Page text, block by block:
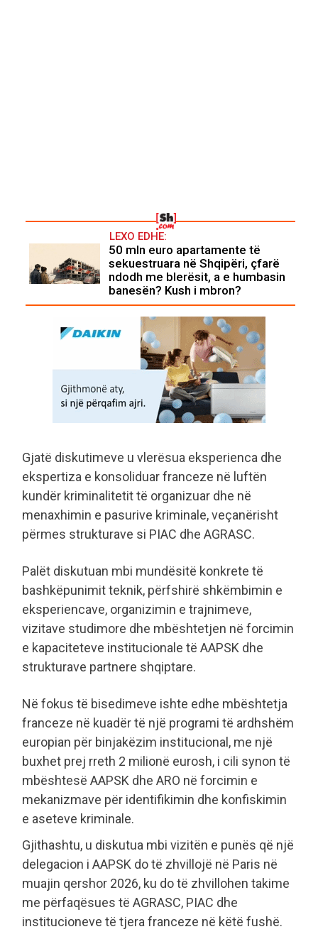
LEXO EDHE:
50 mln euro apartamente të
sekuestruara në Shqipëri, çfarë
ndodh me blerësit, a e humbasin
banesën? Kush i mbron?
Gjatë diskutimeve u vlerësua eksperienca dhe
ekspertiza e konsoliduar franceze në luftën
kundër kriminalitetit të organizuar dhe në
menaxhimin e pasurive kriminale, veçanërisht
përmes strukturave si PIAC dhe AGRASC.
Palët diskutuan mbi mundësitë konkrete të
bashkëpunimit teknik, përfshirë shkëmbimin e
eksperiencave, organizimin e trajnimeve,
vizitave studimore dhe mbështetjen në forcimin
e kapaciteteve institucionale të AAPSK dhe
strukturave partnere shqiptare.
Në fokus të bisedimeve ishte edhe mbështetja
franceze në kuadër të një programi të ardhshëm
europian për binjakëzim institucional, me një
buxhet prej rreth 2 milionë eurosh, i cili synon të
mbështesë AAPSK dhe ARO në forcimin e
mekanizmave për identifikimin dhe konfiskimin
e aseteve kriminale.
Gjithashtu, u diskutua mbi vizitën e punës që një
delegacion i AAPSK do të zhvillojë në Paris në
muajin qershor 2026, ku do të zhvillohen takime
me përfaqësues të AGRASC, PIAC dhe
institucioneve të tjera franceze në këtë fushë.